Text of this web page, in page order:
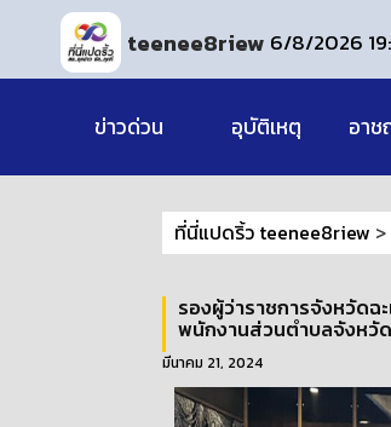
teenee8riew 6/8/2026
ข่าวด่วน อุบัติเหตุ อา
ที่นี่แปดริ้ว teenee8riew >
รองผู้ว่าราชการจังหวัดฉ
พนักงานส่วนตำบลจังหวัด
มีนาคม 21, 2024